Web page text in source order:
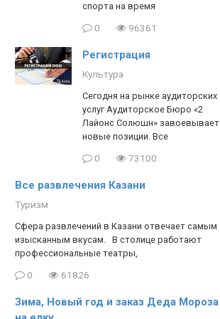
спорта на время
0 96361
Регистрация
Культура
Сегодня на рынке аудиторских
услуг Аудиторское Бюро «2
Лайонс Солюшн» завоевывает
новые позиции. Все
0 73100
Все развлечения Казани
Туризм
Сфера развлечений в Казани отвечает самым
изысканным вкусам. В столице работают
профессиональные театры,
0 61826
Зима, Новый год и заказ Деда Мороза